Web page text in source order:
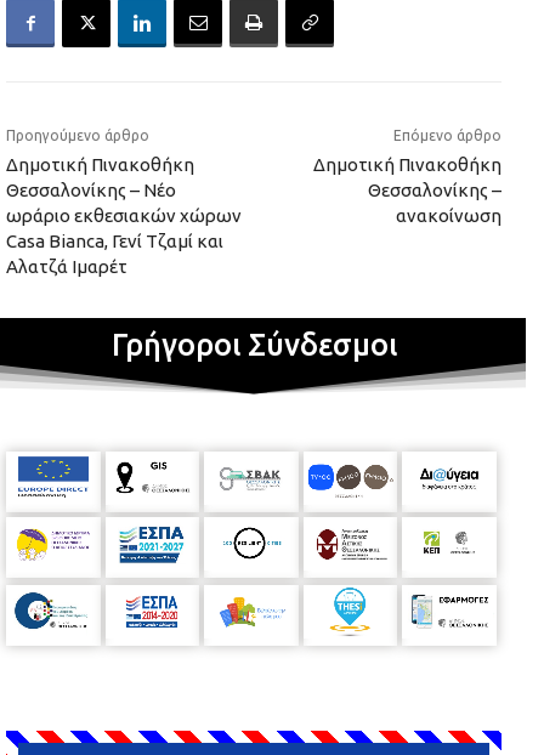
Προηγούμενο άρθρο
Δημοτική Πινακοθήκη
Θεσσαλονίκης – Νέο
ωράριο εκθεσιακών χώρων
Casa Bianca, Γενί Τζαμί και
Αλατζά Ιμαρέτ
Επόμενο άρθρο
Δημοτική Πινακοθήκη
Θεσσαλονίκης –
ανακοίνωση
Γρήγοροι Σύνδεσμοι